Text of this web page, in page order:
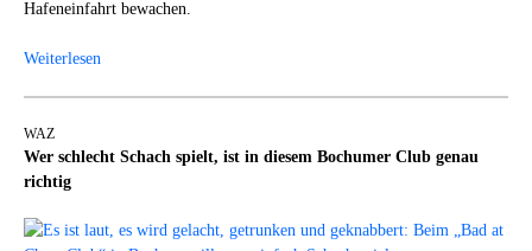
Hafeneinfahrt bewachen.
Weiterlesen
WAZ
Wer schlecht Schach spielt, ist in diesem Bochumer Club genau
richtig